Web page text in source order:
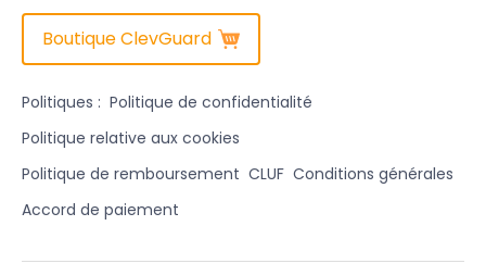
Boutique ClevGuard
Politiques : Politique de confidentialité
Politique relative aux cookies
Politique de remboursement CLUF Conditions générales
Accord de paiement